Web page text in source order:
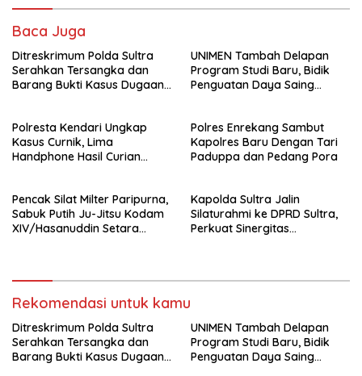
Baca Juga
Ditreskrimum Polda Sultra
Serahkan Tersangka dan
Barang Bukti Kasus Dugaan
Kejaksaan
UNIMEN Tambah Delapan
Program Studi Baru, Bidik
Penguatan Daya Saing
Polresta Kendari Ungkap
Kasus Curnik, Lima
Handphone Hasil Curian
Polres Enrekang Sambut
Kapolres Baru Dengan Tari
Paduppa dan Pedang Pora
Pencak Silat Milter Paripurna,
Sabuk Putih Ju-Jitsu Kodam
XIV/Hasanuddin Setara
Kapolda Sultra Jalin
Silaturahmi ke DPRD Sultra,
Perkuat Sinergitas
Rekomendasi untuk kamu
Ditreskrimum Polda Sultra
Serahkan Tersangka dan
Barang Bukti Kasus Dugaan
UNIMEN Tambah Delapan
Program Studi Baru, Bidik
Penguatan Daya Saing